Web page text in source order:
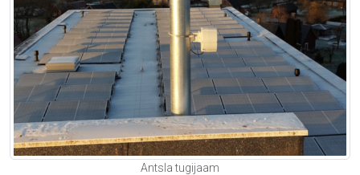
Antsla tugijaam